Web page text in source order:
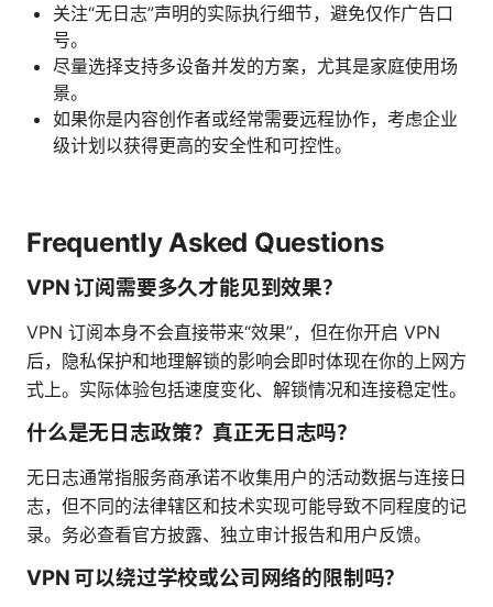
关注“无日志”声明的实际执行细节，避免仅作广告口
号。
尽量选择支持多设备并发的方案，尤其是家庭使用场
景。
如果你是内容创作者或经常需要远程协作，考虑企业
级计划以获得更高的安全性和可控性。
Frequently Asked Questions
VPN 订阅需要多久才能见到效果？
VPN 订阅本身不会直接带来“效果”，但在你开启 VPN
后，隐私保护和地理解锁的影响会即时体现在你的上网方
式上。实际体验包括速度变化、解锁情况和连接稳定性。
什么是无日志政策？真正无日志吗？
无日志通常指服务商承诺不收集用户的活动数据与连接日
志，但不同的法律辖区和技术实现可能导致不同程度的记
录。务必查看官方披露、独立审计报告和用户反馈。
VPN 可以绕过学校或公司网络的限制吗？